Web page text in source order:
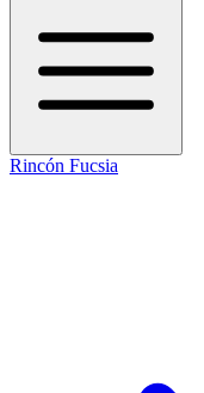
Rincón Fucsia